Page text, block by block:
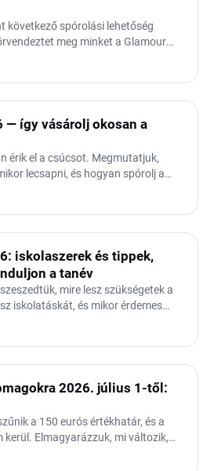
következő spórolási lehetőség
meg minket a Glamour
— így vásárolj okosan a
érik el a csúcsot. Megmutatjuk,
lecsapni, és hogyan spórolj a
iskolaszerek és tippek,
a tanév
mire lesz szükségetek a
iskolatáskát, és mikor érdemes…
2026. július 1-től:
a 150 eurós értékhatár, és a
kerül. Elmagyarázzuk, mi változik,…